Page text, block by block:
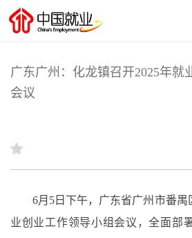
广东广州：化龙镇召开2025年就
会议
6月5日下午，广东省广州市番禺
业创业工作领导小组会议，全面部